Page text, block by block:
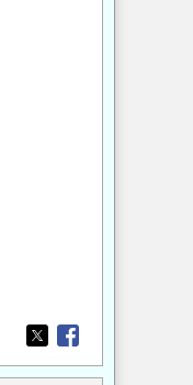
Opens in a new
Opens in a new